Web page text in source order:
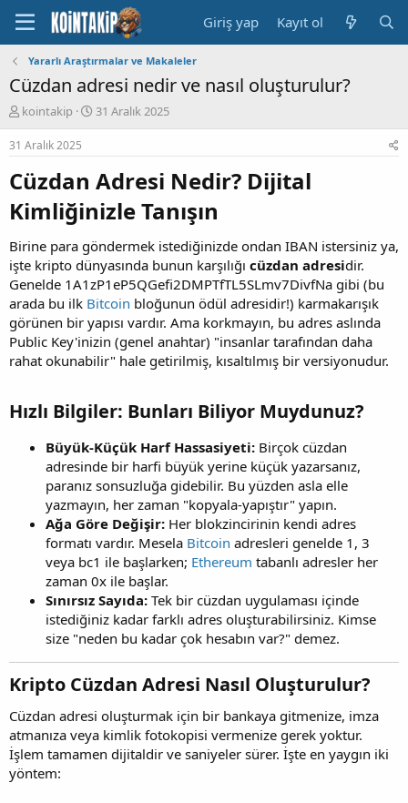
Giriş yap Kayıt ol
Yararlı Araştırmalar ve Makaleler
Cüzdan adresi nedir ve nasıl oluşturulur?
K
o
n
y
u
B
a
ş
l
a
t
a
n
kointakip
B
a
a
n
g
ı
ç
a
r
i
h
i
31 Aralık 2025
31 Aralık 2025
Cüzdan Adresi Nedir? Dijital
Kimliğinizle Tanışın​
Birine para göndermek istediğinizde ondan IBAN istersiniz ya,
işte kripto dünyasında bunun karşılığı cüzdan adresidir.
Genelde 1A1zP1eP5QGefi2DMPTfTL5SLmv7DivfNa gibi (bu
arada bu ilk Bitcoin bloğunun ödül adresidir!) karmakarışık
görünen bir yapısı vardır. Ama korkmayın, bu adres aslında
Public Key'inizin (genel anahtar) "insanlar tarafından daha
rahat okunabilir" hale getirilmiş, kısaltılmış bir versiyonudur.
Hızlı Bilgiler: Bunları Biliyor Muydunuz?​
Büyük-Küçük Harf Hassasiyeti: Birçok cüzdan
adresinde bir harfi büyük yerine küçük yazarsanız,
paranız sonsuzluğa gidebilir. Bu yüzden asla elle
yazmayın, her zaman "kopyala-yapıştır" yapın.
Ağa Göre Değişir: Her blokzincirinin kendi adres
formatı vardır. Mesela Bitcoin adresleri genelde 1, 3
veya bc1 ile başlarken; Ethereum tabanlı adresler her
zaman 0x ile başlar.
Sınırsız Sayıda: Tek bir cüzdan uygulaması içinde
istediğiniz kadar farklı adres oluşturabilirsiniz. Kimse
size "neden bu kadar çok hesabın var?" demez.
Kripto Cüzdan Adresi Nasıl Oluşturulur?​
Cüzdan adresi oluşturmak için bir bankaya gitmenize, imza
atmanıza veya kimlik fotokopisi vermenize gerek yoktur.
İşlem tamamen dijitaldir ve saniyeler sürer. İşte en yaygın iki
yöntem: